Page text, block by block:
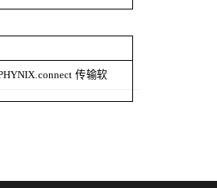
.connect 传输软